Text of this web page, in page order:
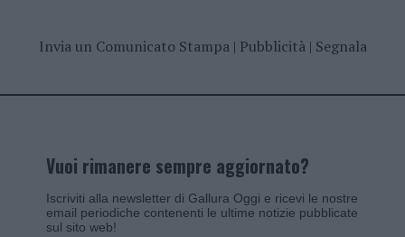
Invia un Comunicato Stampa| Pubblicità| Segnala
Vuoi rimanere sempre aggiornato?
Iscriviti alla newsletter di Gallura Oggi e ricevi le nostre
email periodiche contenenti le ultime notizie pubblicate
sul sito web!